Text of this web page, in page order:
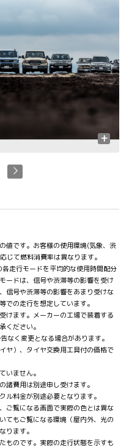
+
値です。お客様の使用環境(気象、渋
じて燃料消費率は異なります。
走行モードを平均的な使用時間配分
ードは、信号や渋滞等の影響を受け
信号や渋滞等の影響をあまり受けな
での走行を想定しています。
けます。メーカーの工場で装着する
ください。
く変更となる場合があります。
ヤ）、タイヤ交換用工具付の価格で
いません。
費用は別途申し受けます。
料金が別途必要となります。
ご覧になる画面で実際の色とは異な
てもご覧になる環境（屋内外、光の
ります。
ものです。実際の走行状態を示すも